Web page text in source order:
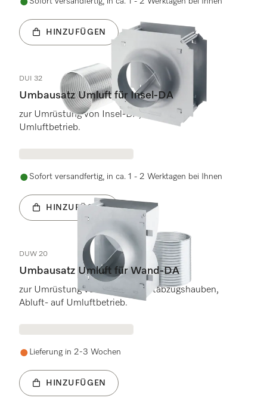
HINZUFÜGEN
DUI 32
Umbausatz Umluft für Insel-DA
zur Umrüstung von Insel-DA, Abluft- auf
Umluftbetrieb.
Sofort versandfertig, in ca. 1 - 2 Werktagen bei Ihnen
HINZUFÜGEN
DUW 20
Umbausatz Umluft für Wand-DA
zur Umrüstung von Wand-Dunstabzugshauben,
Abluft- auf Umluftbetrieb.
Lieferung in 2-3 Wochen
HINZUFÜGEN